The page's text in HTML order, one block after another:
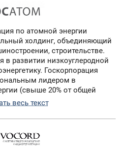
по атомной энергии
холдинг, объединяющий
строительстве.
в развитии низкоуглеродной
Госкорпорация
лидером в
(свыше 20% от общей
место в мире по величине
атомные компании
оружейного комплекса,
организации, а также
весь текст